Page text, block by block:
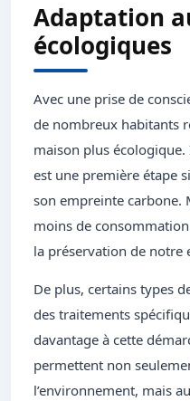
Adaptation
écologiques
Avec une prise de
de nombreux habitants
maison plus
est une première étape
son empreinte carbone.
moins de
la préservation de notre
De plus, certains types
des traitements
davantage à cette
permettent non
l’environnement, mais